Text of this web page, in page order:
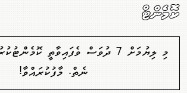
ކޮމެންޓް
މި ލިޔުމަށް 7 ދުވަސް ވެފައިވާތީ
ނެތް. މާފުކުރައްވާ!